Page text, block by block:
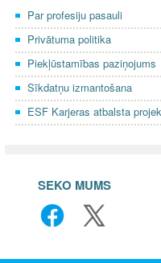
Par profesiju pasauli
Privātuma politika
Piekļūstamības paziņojums
Sīkdatņu izmantošana
ESF Karjeras atbalsta
SEKO MUMS